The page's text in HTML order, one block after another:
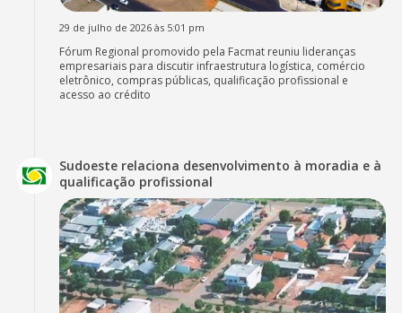
29 de julho de 2026 às 5:01 pm
Fórum Regional promovido pela Facmat reuniu lideranças
empresariais para discutir infraestrutura logística, comércio
eletrônico, compras públicas, qualificação profissional e
acesso ao crédito
Sudoeste relaciona desenvolvimento à moradia e à
qualificação profissional